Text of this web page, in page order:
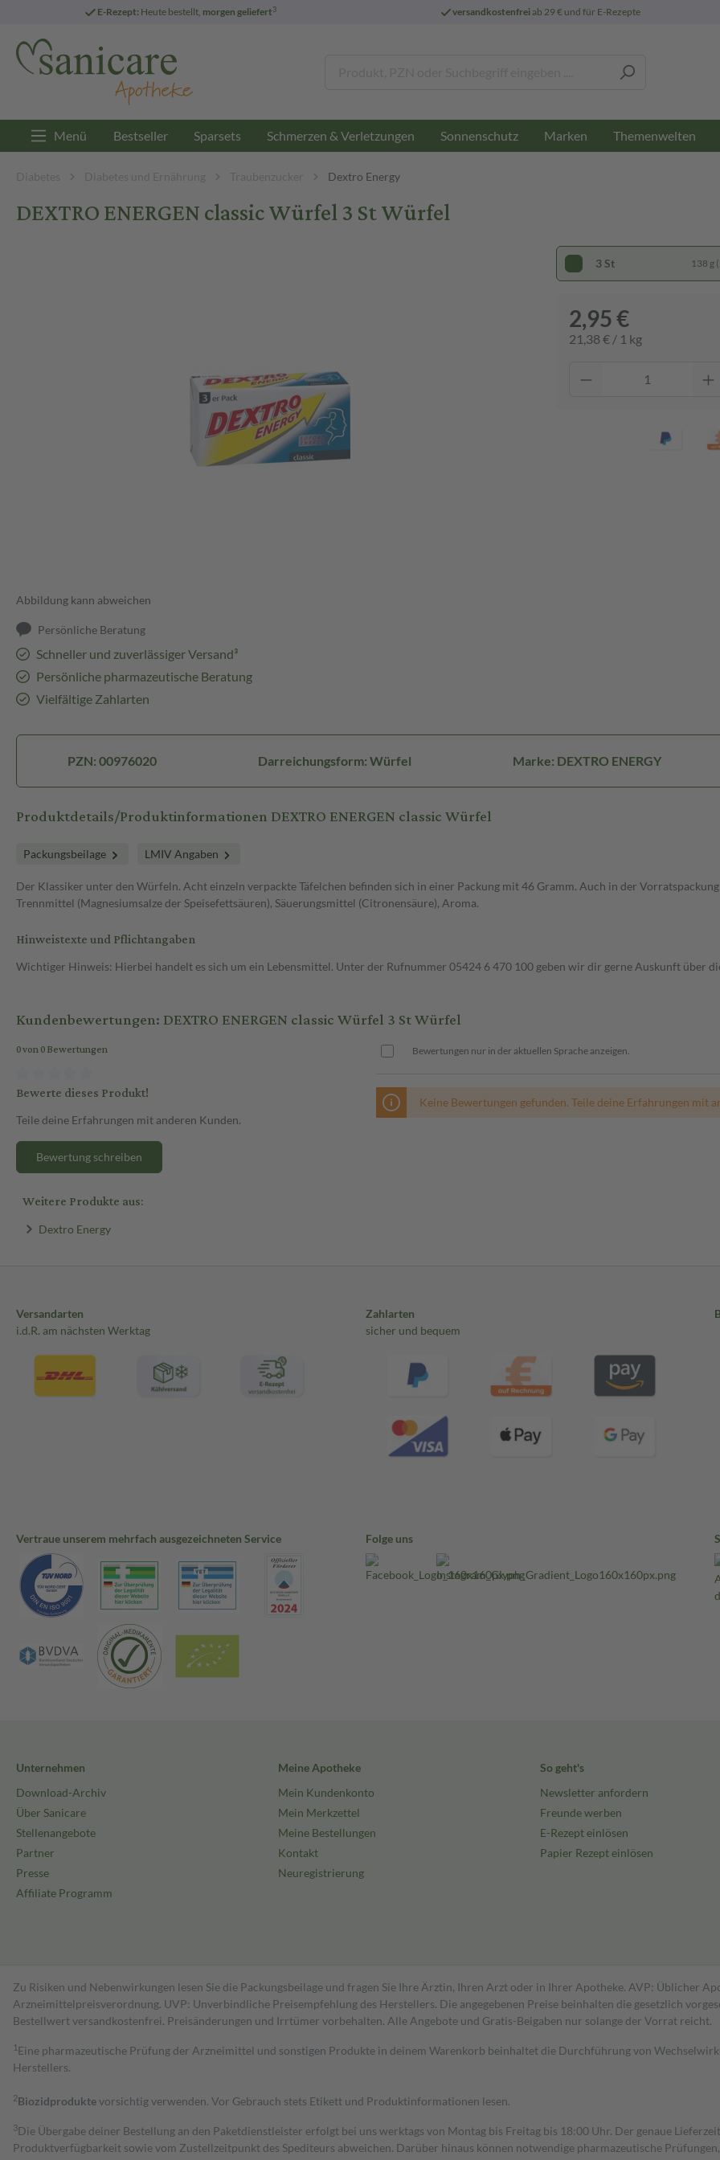
E-Rezept: Heute bestellt, morgen geliefert3 versandkostenfreiab 29 € und für E-Rezepte
Menü Bestseller Sparsets Schmerzen & Verletzungen Sonnenschutz Marken Themenwelten
Diabetes Diabetes und Ernährung Traubenzucker Dextro Energy
DEXTRO ENERGEN classic Würfel 3 St Würfel
Abbildung kann abweichen
Persönliche Beratung
Schneller und zuverlässiger Versand³
Persönliche pharmazeutische Beratung
Vielfältige Zahlarten
3 St 138 g
2,95 €
21,38 € / 1 kg
PZN: 00976020 Darreichungsform: Würfel Marke: DEXTRO ENERGY
Produktdetails/Produktinformationen DEXTRO ENERGEN classic Würfel
Packungsbeilage LMIV Angaben
Der Klassiker unter den Würfeln. Acht einzeln verpackte Täfelchen befinden sich in einer Packung mit 46 Gramm. Auch in der
Trennmittel (Magnesiumsalze der Speisefettsäuren), Säuerungsmittel (Citronensäure), Aroma.
Hinweistexte und Pflichtangaben
Wichtiger Hinweis: Hierbei handelt es sich um ein Lebensmittel. Unter der Rufnummer 05424 6 470 100 geben wir dir gerne Auskunft über
Kundenbewertungen: DEXTRO ENERGEN classic Würfel 3 St Würfel
0 von 0 Bewertungen
Bewerte dieses Produkt!
Teile deine Erfahrungen mit anderen Kunden.
Bewertung schreiben
Bewertungen nur in der aktuellen Sprache anzeigen.
Keine Bewertungen gefunden. Teile deine Erfahrungen mit
Weitere Produkte aus:
Dextro Energy
Versandarten
i.d.R. am nächsten Werktag
Zahlarten
sicher und bequem
Vertraue unserem mehrfach ausgezeichneten Service Folge uns
Unternehmen
Download-Archiv
Über Sanicare
Stellenangebote
Partner
Presse
Affiliate Programm
Meine Apotheke
Mein Kundenkonto
Mein Merkzettel
Meine Bestellungen
Kontakt
Neuregistrierung
So geht's
Newsletter anfordern
Freunde werben
E-Rezept einlösen
Papier Rezept einlösen
Zu Risiken und Nebenwirkungen lesen Sie die Packungsbeilage und fragen Sie Ihre Ärztin, Ihren Arzt oder in Ihrer Apotheke. AVP: Üblicher
Arzneimittelpreisverordnung. UVP: Unverbindliche Preisempfehlung des Herstellers. Die angegebenen Preise beinhalten die gesetzlich
Bestell­wert versand­kosten­frei. Preisänderungen und Irrtümer vorbehalten. Alle Angebote und Gratis-Beigaben nur solange der Vorrat reicht.
1 Eine pharmazeutische Prüfung der Arzneimittel und sonstigen Produkte in deinem Warenkorb beinhaltet die Durchführung von
Herstellers.
2Biozidproduktevorsichtig verwenden. Vor Gebrauch stets Etikett und Produktinformationen lesen.
3Die Übergabe deiner Bestellung an den Paketdienstleister erfolgt bei uns werktags von Montag bis Freitag bis 18:00 Uhr. Der genaue
Produktverfügbarkeit sowie vom Zustellzeitpunkt des Spediteurs abweichen. Darüber hinaus können notwendige pharmazeutische